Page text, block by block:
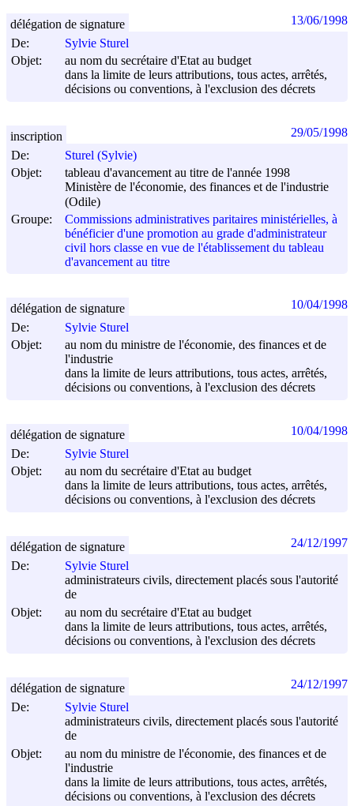
De:
Sylvie Sturel
Objet:
au nom du secrétaire d'Etat au budget
dans la limite de leurs attributions, tous actes, arrêtés,
décisions ou conventions, à l'exclusion des décrets
délégation de signature 13/06/1998
De:
Sturel (Sylvie)
Objet:
tableau d'avancement au titre de l'année 1998
Ministère de l'économie, des finances et de l'industrie
(Odile)
Groupe:
Commissions administratives paritaires ministérielles, à
bénéficier d'une promotion au grade d'administrateur
civil hors classe en vue de l'établissement du tableau
d'avancement au titre
inscription 29/05/1998
De:
Sylvie Sturel
Objet:
au nom du ministre de l'économie, des finances et de
l'industrie
dans la limite de leurs attributions, tous actes, arrêtés,
décisions ou conventions, à l'exclusion des décrets
délégation de signature 10/04/1998
De:
Sylvie Sturel
Objet:
au nom du secrétaire d'Etat au budget
dans la limite de leurs attributions, tous actes, arrêtés,
décisions ou conventions, à l'exclusion des décrets
délégation de signature 10/04/1998
De:
Sylvie Sturel
administrateurs civils, directement placés sous l'autorité
de
Objet:
au nom du secrétaire d'Etat au budget
dans la limite de leurs attributions, tous actes, arrêtés,
décisions ou conventions, à l'exclusion des décrets
délégation de signature 24/12/1997
De:
Sylvie Sturel
administrateurs civils, directement placés sous l'autorité
de
Objet:
au nom du ministre de l'économie, des finances et de
l'industrie
dans la limite de leurs attributions, tous actes, arrêtés,
décisions ou conventions, à l'exclusion des décrets
délégation de signature 24/12/1997